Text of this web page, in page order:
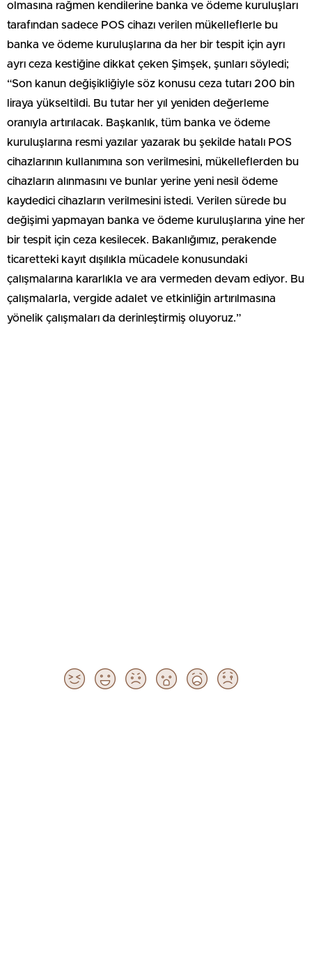
olmasına rağmen kendilerine banka ve ödeme kuruluşları
tarafından sadece POS cihazı verilen mükelleflerle bu
banka ve ödeme kuruluşlarına da her bir tespit için ayrı
ayrı ceza kestiğine dikkat çeken Şimşek, şunları söyledi;
“Son kanun değişikliğiyle söz konusu ceza tutarı 200 bin
liraya yükseltildi. Bu tutar her yıl yeniden değerleme
oranıyla artırılacak. Başkanlık, tüm banka ve ödeme
kuruluşlarına resmi yazılar yazarak bu şekilde hatalı POS
cihazlarının kullanımına son verilmesini, mükelleflerden bu
cihazların alınmasını ve bunlar yerine yeni nesil ödeme
kaydedici cihazların verilmesini istedi. Verilen sürede bu
değişimi yapmayan banka ve ödeme kuruluşlarına yine her
bir tespit için ceza kesilecek. Bakanlığımız, perakende
ticaretteki kayıt dışılıkla mücadele konusundaki
çalışmalarına kararlıkla ve ara vermeden devam ediyor. Bu
çalışmalarla, vergide adalet ve etkinliğin artırılmasına
yönelik çalışmaları da derinleştirmiş oluyoruz.”